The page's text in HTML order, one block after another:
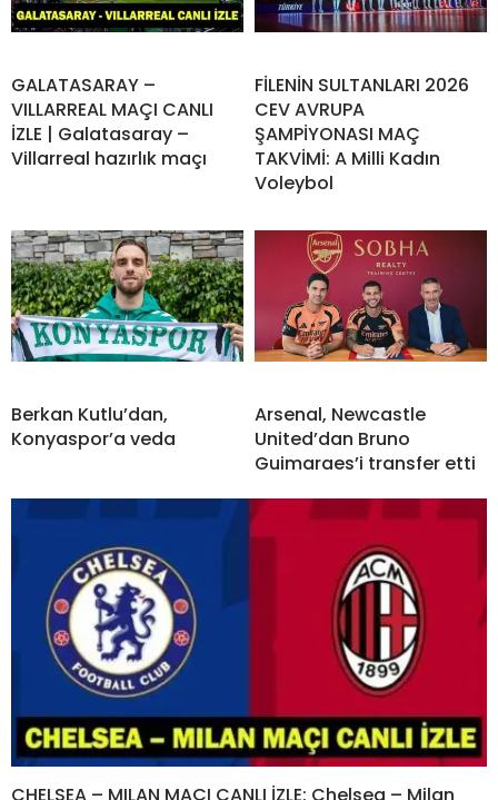
GALATASARAY –
VILLARREAL MAÇI CANLI
İZLE | Galatasaray –
Villarreal hazırlık maçı
FİLENİN SULTANLARI 2026
CEV AVRUPA
ŞAMPİYONASI MAÇ
TAKVİMİ: A Milli Kadın
Voleybol
Berkan Kutlu’dan,
Konyaspor’a veda
Arsenal, Newcastle
United’dan Bruno
Guimaraes’i transfer etti